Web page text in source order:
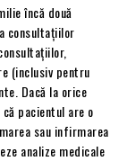
încă două
consultațiilor
(inclusiv pentru
Dacă la orice
pacientul are o
sau infirmarea
analize medicale